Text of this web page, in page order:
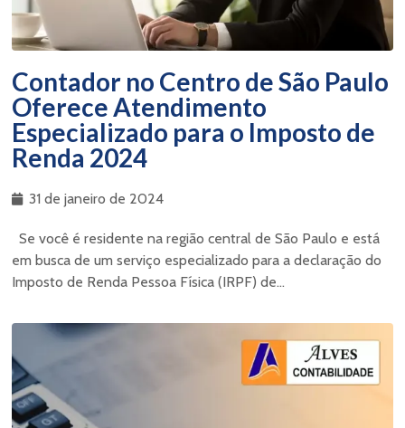
Contador no Centro de São Paulo
Oferece Atendimento
Especializado para o Imposto de
Renda 2024
31 de janeiro de 2024
Se você é residente na região central de São Paulo e está
em busca de um serviço especializado para a declaração do
Imposto de Renda Pessoa Física (IRPF) de...